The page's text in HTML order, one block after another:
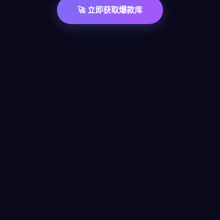
🚀 立即获取爆款库